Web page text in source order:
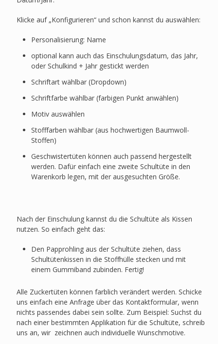
Klicke auf „Konfigurieren“ und schon kannst du auswählen:
Personalisierung: Name
optional kann auch das Einschulungsdatum, das Jahr,
oder Schulkind + Jahr gestickt werden
Schriftart wählbar (Dropdown)
Schriftfarbe wählbar (farbigen Punkt anwählen)
Motiv auswählen
Stofffarben wählbar (aus hochwertigen Baumwoll-
Stoffen)
Geschwistertüten können auch passend hergestellt
werden. Dafür einfach eine zweite Schultüte in den
Warenkorb legen, mit der ausgesuchten Größe.
Nach der Einschulung kannst du die Schultüte als Kissen
nutzen. So einfach geht das:
Den Papprohling aus der Schultüte ziehen, dass
Schultütenkissen in die Stoffhülle stecken und mit
einem Gummiband zubinden. Fertig!
Alle Zuckertüten können farblich verändert werden. Schicke
uns einfach eine Anfrage über das Kontaktformular, wenn
nichts passendes dabei sein sollte. Zum Beispiel: Suchst du
nach einer bestimmten Applikation für die Schultüte, schreib
uns an, wir zeichnen auch individuelle Wunschmotive.